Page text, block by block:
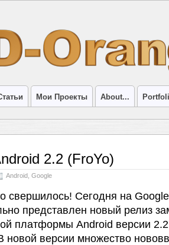
Мои Проекты About...
2.2 (FroYo)
Android, Google
свершилось! Сегодня на
представлен новый релиз
платформы Android версии
новой версии множество